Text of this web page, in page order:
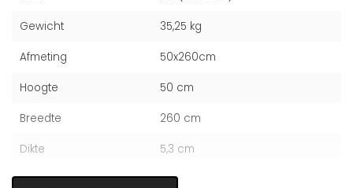
Gewicht 35,25 kg
Afmeting 50x260cm
Hoogte 50 cm
Breedte 260 cm
Dikte 5,3 cm